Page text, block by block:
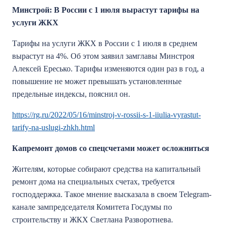
Минстрой: В России с 1 июля вырастут тарифы на
услуги ЖКХ
Тарифы на услуги ЖКХ в России с 1 июля в среднем
вырастут на 4%. Об этом заявил замглавы Минстроя
Алексей Ересько. Тарифы изменяются один раз в год, а
повышение не может превышать установленные
предельные индексы, пояснил он.
https://rg.ru/2022/05/16/minstroj-v-rossii-s-1-iiulia-vyrastut-
tarify-na-uslugi-zhkh.html
Капремонт домов со спецсчетами может осложниться
Жителям, которые собирают средства на капитальный
ремонт дома на специальных счетах, требуется
господдержка. Такое мнение высказала в своем Telegram-
канале зампредседателя Комитета Госдумы по
строительству и ЖКХ Светлана Разворотнева.